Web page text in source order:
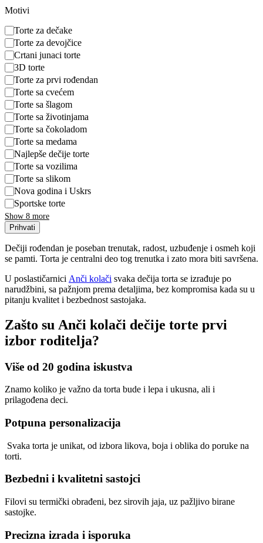
Motivi
Motivi
Torte za dečake
Torte za devojčice
Crtani junaci torte
3D torte
Torte za prvi rođendan
Torte sa cvećem
Torte sa šlagom
Torte sa životinjama
Torte sa čokoladom
Torte sa medama
Najlepše dečije torte
Torte sa vozilima
Torte sa slikom
Nova godina i Uskrs
Sportske torte
Show 8 more
Prihvati
Dečiji rođendan je poseban trenutak, radost, uzbuđenje i osmeh koji
se pamti. Torta je centralni deo tog trenutka i zato mora biti savršena.
U poslastičarnici Anči kolači svaka dečija torta se izrađuje po
narudžbini, sa pažnjom prema detaljima, bez kompromisa kada su u
pitanju kvalitet i bezbednost sastojaka.
Zašto su Anči kolači dečije torte prvi
izbor roditelja?
Više od 20 godina iskustva
Znamo koliko je važno da torta bude i lepa i ukusna, ali i
prilagođena deci.
Potpuna personalizacija
Svaka torta je unikat, od izbora likova, boja i oblika do poruke na
torti.
Bezbedni i kvalitetni sastojci
Filovi su termički obrađeni, bez sirovih jaja, uz pažljivo birane
sastojke.
Precizna izrada i isporuka